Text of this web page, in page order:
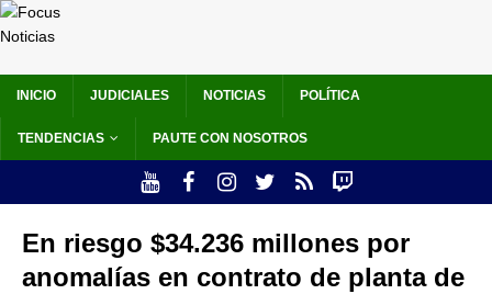
INICIO JUDICIALES NOTICIAS POLÍTICA
TENDENCIAS PAUTE CON NOSOTROS
En riesgo $34.236 millones por
anomalías en contrato de planta de